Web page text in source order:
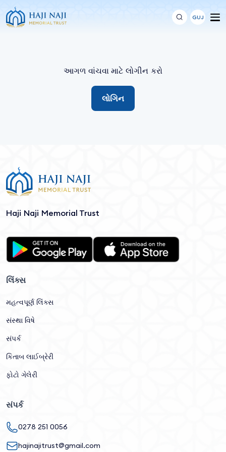
GUJ
આગળ વાંચવા માટે લોગીન કરો
લોગિન
Haji Naji Memorial Trust
લિંક્સ
મહત્વપૂર્ણ લિંક્સ
સંસ્થા વિષે
સંપર્ક
કિતાબ લાઈબ્રેરી
ફોટો ગેલેરી
સંપર્ક
0278 251 0056
hajinajitrust@gmail.com